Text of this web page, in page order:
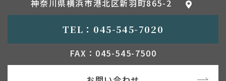
神奈川県横浜市港北区新羽町865-2
TEL：045-545-7020
FAX：045-545-7500